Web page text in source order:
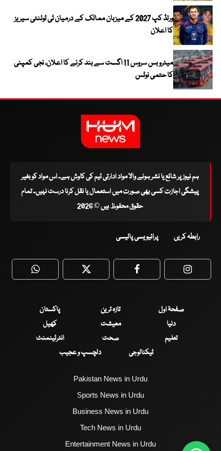
ورلڈ کپ 2027 کے میزبان ممالک کے درمیان ٹی ٹوئنٹی سیریز
کا اعلان
میٹرو بس سروس 11 اگست سے بند کرنے کا اعلان، نجی کمپنی
کا حتمی نوٹس
ہم نیوز پر شائع یا نشر ہونے والا مواد ادارتی ٹیم کی کاوش ہے۔ اس مواد کو بغیر
پیشگی اجازت کسی بھی صورت میں استعمال یا نقل کرنا درست نہیں۔ تمام
حقوق محفوظ ہیں © 2026
رابطہ کریں پرائیویسی پالیسی
WhatsApp Twitter Facebook
صفحۂ اول تازہ ترین
پاکستان
دنیا
معیشت
کھیل
تعلیم
صحت
انٹرٹینمنٹ
ٹیکنالوجی
دلچسپ و عجیب
Pakistan News in Urdu
Sports News in Urdu
Business News in Urdu
Tech News in Urdu
Entertainment News in Urdu